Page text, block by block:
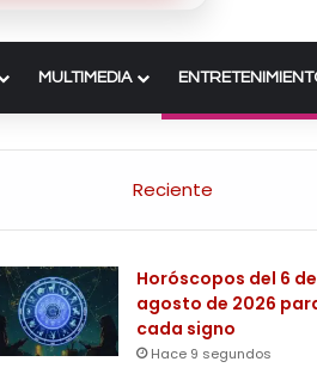
MULTIMEDIA
Reciente
Horóscopos del 6 de
agosto de 2026
cada signo
Hace 9 segundos